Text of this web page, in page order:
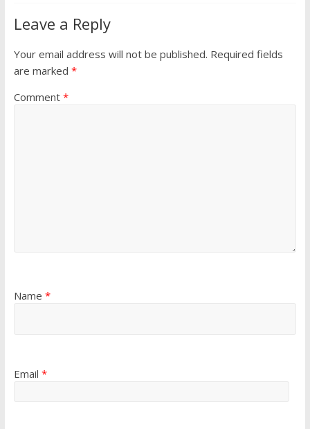
Leave a Reply
Your email address will not be published. Required fields
are marked *
Comment *
Name *
Email *